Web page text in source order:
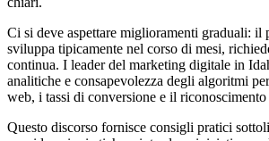
Ci si deve aspettare miglioramenti graduali: il
sviluppa tipicamente nel corso di mesi,
continua. I leader del marketing digitale in
analitiche e consapevolezza degli algoritmi
web, i tassi di conversione e il riconoscimento
Questo discorso fornisce consigli pratici